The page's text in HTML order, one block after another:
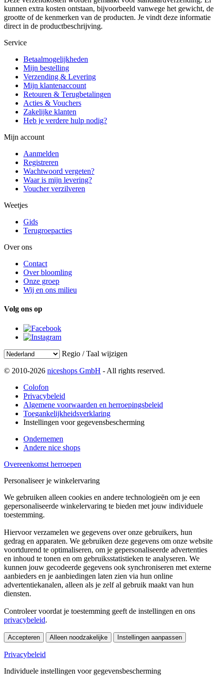
kunnen extra kosten ontstaan, bijvoorbeeld vanwege het gewicht, de
grootte of de kenmerken van de producten. Je vindt deze informatie
direct in de productbeschrijving.
Service
Betaalmogelijkheden
Mijn bestelling
Verzending & Levering
Mijn klantenaccount
Retouren & Terugbetalingen
Acties & Vouchers
Zakelijke klanten
Heb je verdere hulp nodig?
Mijn account
Aanmelden
Registreren
Wachtwoord vergeten?
Waar is mijn levering?
Voucher verzilveren
Weetjes
Gids
Terugroepacties
Over ons
Contact
Over bloomling
Onze groep
Wij en ons milieu
Volg ons op
Regio / Taal wijzigen
© 2010-2026 niceshops GmbH - All rights reserved.
Colofon
Privacybeleid
Algemene voorwaarden en herroepingsbeleid
Toegankelijkheidsverklaring
Instellingen voor gegevensbescherming
Ondernemen
Andere nice shops
Overeenkomst herroepen
Personaliseer je winkelervaring
We gebruiken alleen cookies en andere technologieën om je een
gepersonaliseerde winkelervaring te bieden met jouw individuele
toestemming.
Hiervoor verzamelen we gegevens over onze gebruikers, hun
gedrag en apparaten. We gebruiken deze gegevens om onze website
voortdurend te optimaliseren, om je gepersonaliseerde advertenties
en inhoud te tonen en om gebruiksstatistieken te analyseren. We
kunnen jouw gecodeerde gegevens ook synchroniseren met externe
aanbieders en je aanbiedingen laten zien via hun online
advertentiekanalen, alleen als je zelf al gebruik maakt van hun
diensten.
Controleer voordat je toestemming geeft de instellingen en ons
privacybeleid.
Accepteren Alleen noodzakelijke Instellingen aanpassen
Privacybeleid
Individuele instellingen voor gegevensbescherming